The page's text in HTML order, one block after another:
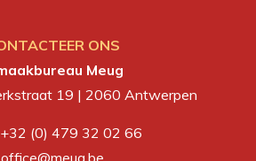
ONS
Meug
19 | 2060 Antwerpen
+32 (0) 479 32 02 66
office@meug.be